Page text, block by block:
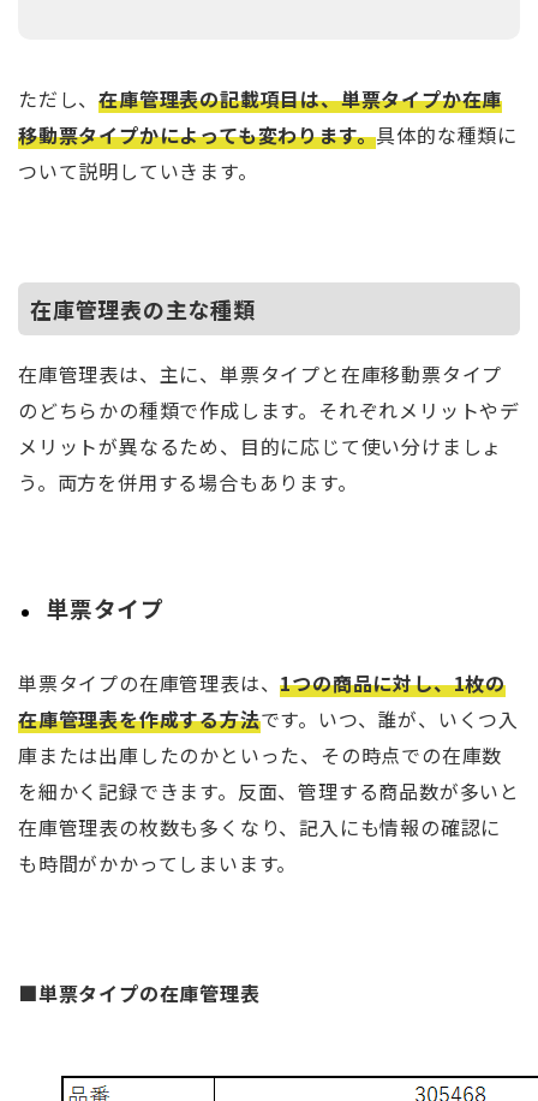
ただし、在庫管理表の記載項目は、単票タイプか在庫
移動票タイプかによっても変わります。具体的な種類に
ついて説明していきます。
在庫管理表の主な種類
在庫管理表は、主に、単票タイプと在庫移動票タイプ
のどちらかの種類で作成します。それぞれメリットやデ
メリットが異なるため、目的に応じて使い分けましょ
う。両方を併用する場合もあります。
単票タイプ
単票タイプの在庫管理表は、1つの商品に対し、1枚の
在庫管理表を作成する方法です。いつ、誰が、いくつ入
庫または出庫したのかといった、その時点での在庫数
を細かく記録できます。反面、管理する商品数が多いと
在庫管理表の枚数も多くなり、記入にも情報の確認に
も時間がかかってしまいます。
■単票タイプの在庫管理表